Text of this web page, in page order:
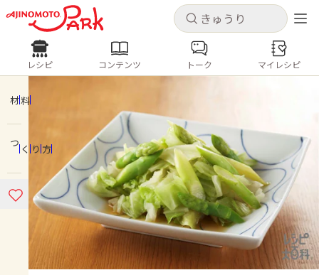
キャンセル
ログインするとレシピを保存できます
ホーム
コンテンツ
レシピ
キャンセル
レシピ コンテンツ
人気の食材・レシピ
きゅうり なす トマト
とうもろこし
ピーマン
みょうが ゴーヤ
レシピ コンテンツ トーク マイレシピ
材料
つくり方